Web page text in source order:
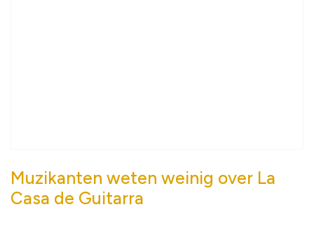
Muzikanten weten weinig over La
Casa de Guitarra